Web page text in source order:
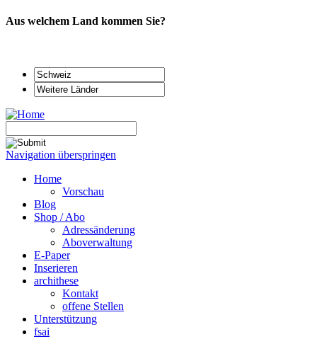
Aus welchem Land kommen Sie?
Navigation überspringen
Home
Vorschau
Blog
Shop / Abo
Adressänderung
Aboverwaltung
E-Paper
Inserieren
archithese
Kontakt
offene Stellen
Unterstützung
fsai